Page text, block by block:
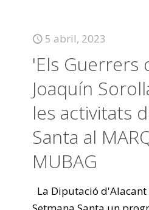
5 abril, 2023
'Els Guerrers
Joaquín
les activitats
Santa al
MUBAG
La Diputació